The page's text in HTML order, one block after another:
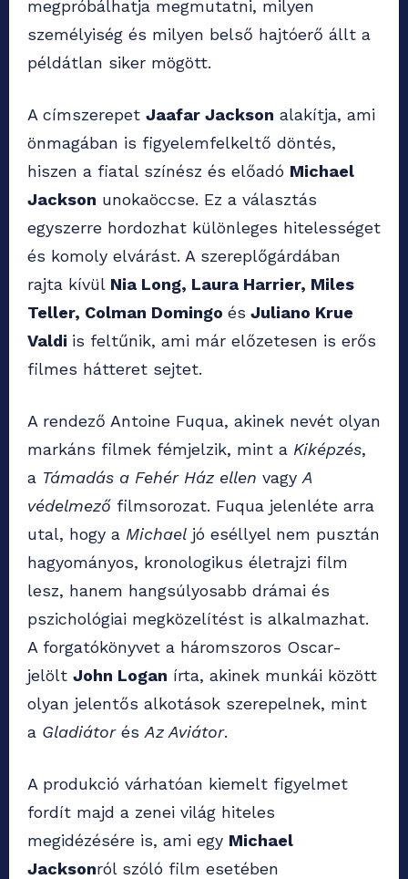
megpróbálhatja megmutatni, milyen
személyiség és milyen belső hajtóerő állt a
példátlan siker mögött.
A címszerepet Jaafar Jackson alakítja, ami
önmagában is figyelemfelkeltő döntés,
hiszen a fiatal színész és előadó Michael
Jackson unokaöccse. Ez a választás
egyszerre hordozhat különleges hitelességet
és komoly elvárást. A szereplőgárdában
rajta kívül Nia Long, Laura Harrier, Miles
Teller, Colman Domingo és Juliano Krue
Valdi is feltűnik, ami már előzetesen is erős
filmes hátteret sejtet.
A rendező Antoine Fuqua, akinek nevét olyan
markáns filmek fémjelzik, mint a Kiképzés,
a Támadás a Fehér Ház ellen vagy A
védelmező filmsorozat. Fuqua jelenléte arra
utal, hogy a Michael jó eséllyel nem pusztán
hagyományos, kronologikus életrajzi film
lesz, hanem hangsúlyosabb drámai és
pszichológiai megközelítést is alkalmazhat.
A forgatókönyvet a háromszoros Oscar-
jelölt John Logan írta, akinek munkái között
olyan jelentős alkotások szerepelnek, mint
a Gladiátorés Az Aviátor.
A produkció várhatóan kiemelt figyelmet
fordít majd a zenei világ hiteles
megidézésére is, ami egy Michael
Jacksonról szóló film esetében